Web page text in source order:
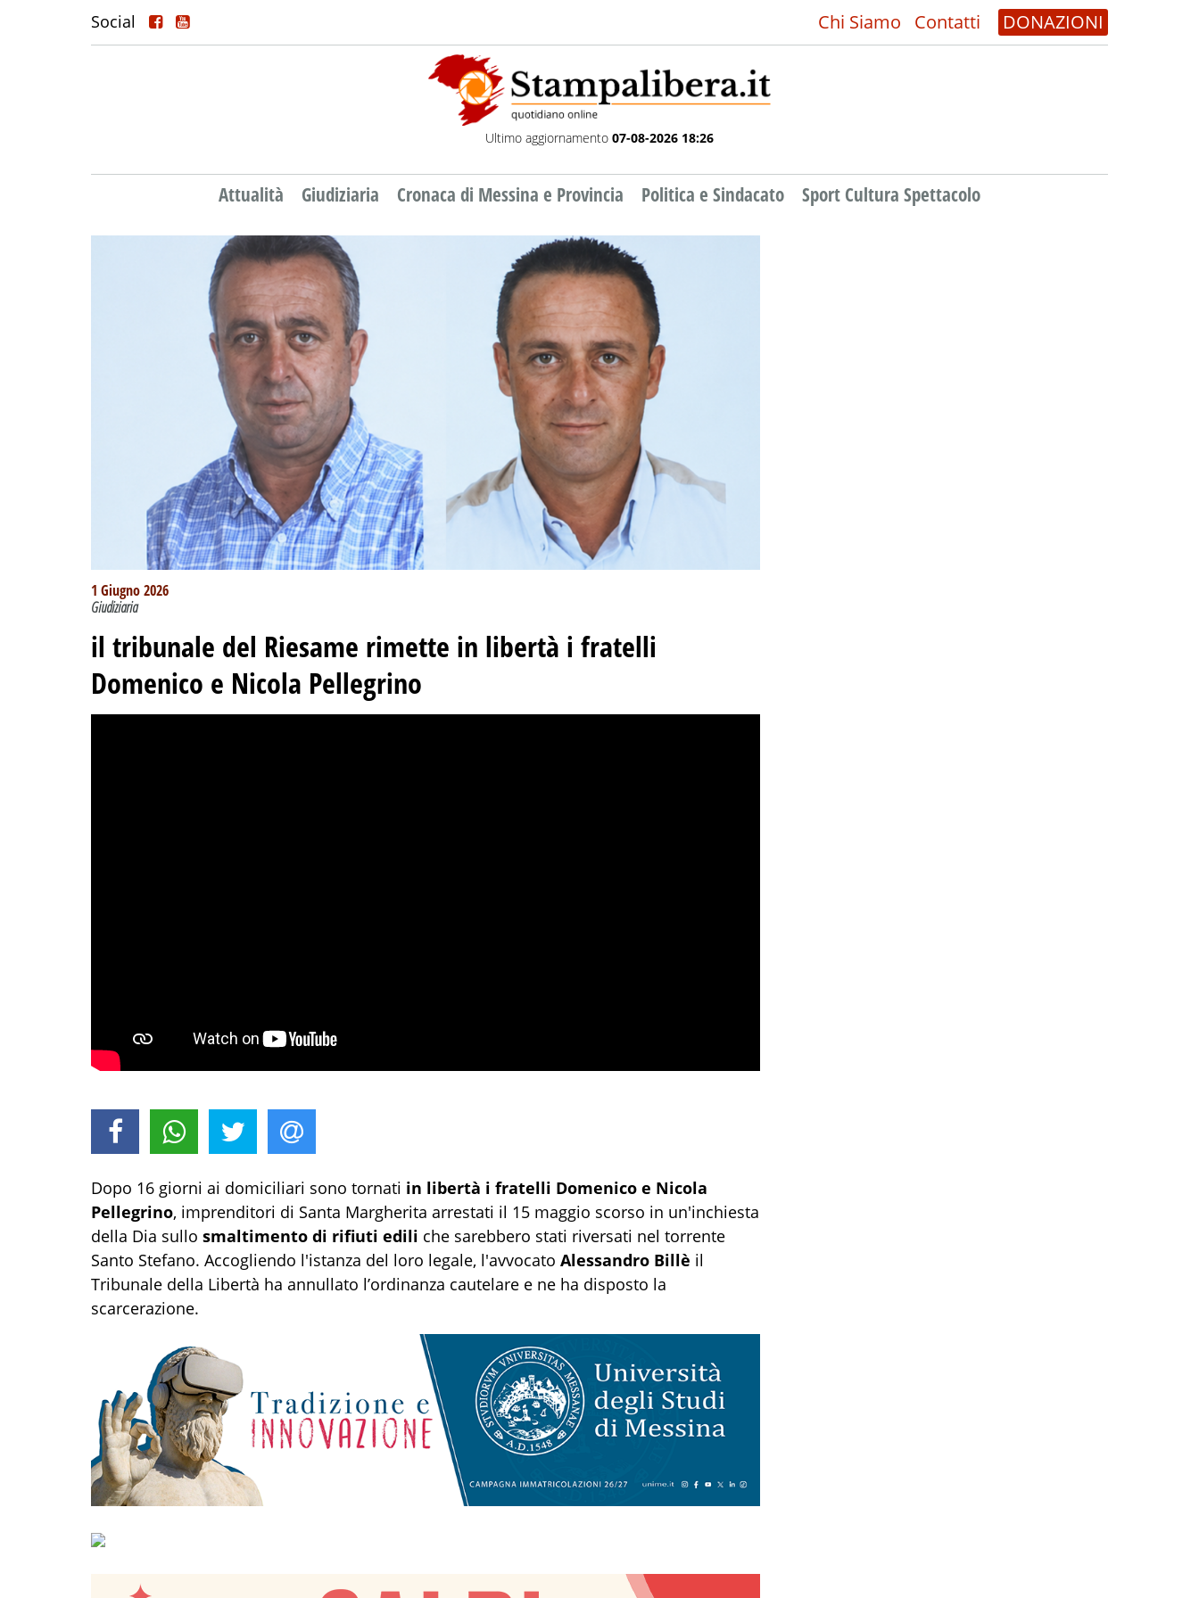
Social Chi Siamo Contatti DONAZIONI
Ultimo aggiornamento 07-08-2026 18:26
Attualità Giudiziaria Cronaca di Messina e Provincia Politica e Sindacato Sport Cultura Spettacolo
1 Giugno 2026
Giudiziaria
il tribunale del Riesame rimette in libertà i fratelli
Domenico e Nicola Pellegrino
Dopo 16 giorni ai domiciliari sono tornati in libertà i fratelli Domenico e Nicola
Pellegrino, imprenditori di Santa Margherita arrestati il 15 maggio scorso in un'inchiesta
della Dia sullo smaltimento di rifiuti edili che sarebbero stati riversati nel torrente
Santo Stefano. Accogliendo l'istanza del loro legale, l'avvocato Alessandro Billè il
Tribunale della Libertà ha annullato l’ordinanza cautelare e ne ha disposto la
scarcerazione.